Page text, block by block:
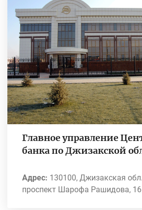
Главное управление
банка по Джизакской
Адрес: 130100, Джизакская
проспект Шарофа Рашидова, 16